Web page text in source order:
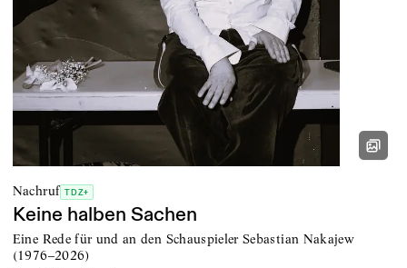
Nachruf TDZ+
Keine halben Sachen
Eine Rede für und an den Schauspieler Sebastian Nakajew
(1976–2026)